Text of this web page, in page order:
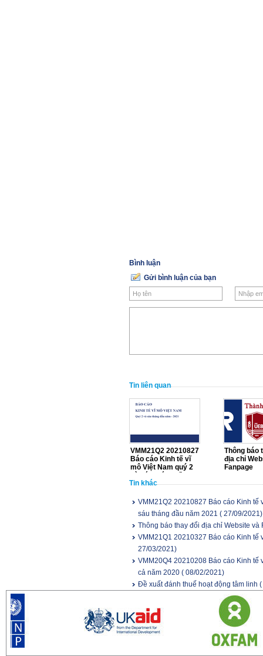
Bình luận
Gửi bình luận của bạn
Tin liên quan
VMM21Q2 20210827
Báo cáo Kinh tế vĩ
mô Việt Nam quý 2
năm 2021
Thông báo
địa chỉ
Fanpage
Tin khác
VMM21Q2 20210827 Báo cáo Kinh tế
sáu tháng đầu năm 2021 ( 27/09/2021)
Thông báo thay đổi địa chỉ Website và
VMM21Q1 20210327 Báo cáo Kinh tế
27/03/2021)
VMM20Q4 20210208 Báo cáo Kinh tế
cả năm 2020 ( 08/02/2021)
Đề xuất đánh thuế hoạt động tâm linh (